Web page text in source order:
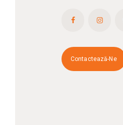
Contactează-Ne